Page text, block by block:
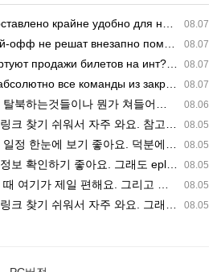
08.07
крайне удобно для нашего часово…
08.07
решат внезапно поменять. https:/…
08.07
продажи билетов на инт? https://g…
08.07
все команды из закрытых квали…
08.06
오는 낌새를 미리 알아차리기 위함이지 저걸 전쟁준비라고 하…
08.05
요. 참고로 무료스포츠중계 정보 확인할 때 출처 꼭 체크해요.…
08.05
요. 덕분에 epl중계 볼 때 공식 중계 채널 먼저 찾아봐요. …
08.05
그래도 epl중계 볼 때 공식 중계 채널 먼저 찾아봐요. 북마크…
08.05
리고 무료스포츠중계 정보 확인할 때 출처 꼭 체크해요. 앞…
08.05
. 그래서 해외축구중계도 정식 서비스로 봐야 안전해요. 다음…